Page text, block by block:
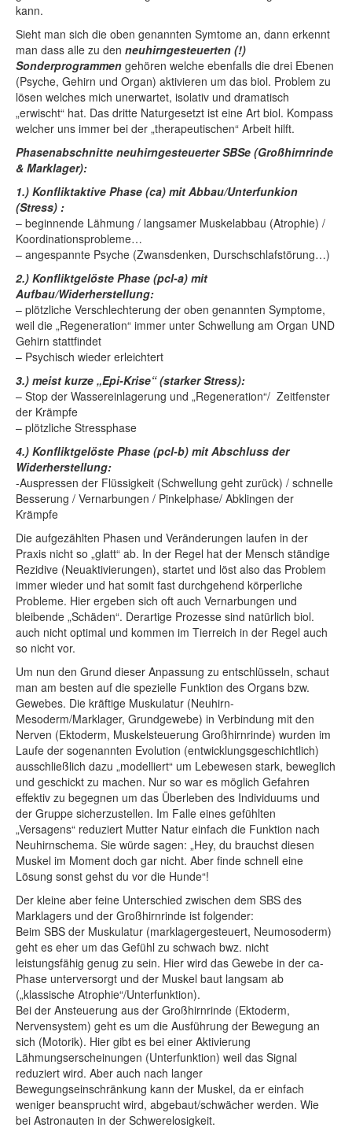
kann.
Sieht man sich die oben genannten Symtome an, dann erkennt
man dass alle zu den neuhirngesteuerten (!)
Sonderprogrammen gehören welche ebenfalls die drei Ebenen
(Psyche, Gehirn und Organ) aktivieren um das biol. Problem zu
lösen welches mich unerwartet, isolativ und dramatisch
„erwischt“ hat. Das dritte Naturgesetzt ist eine Art biol. Kompass
welcher uns immer bei der „therapeutischen“ Arbeit hilft.
Phasenabschnitte neuhirngesteuerter SBSe (Großhirnrinde
& Marklager):
1.) Konfliktaktive Phase (ca) mit Abbau/Unterfunkion
(Stress) :
– beginnende Lähmung / langsamer Muskelabbau (Atrophie) /
Koordinationsprobleme…
– angespannte Psyche (Zwansdenken, Durschschlafstörung…)
2.) Konfliktgelöste Phase (pcl-a) mit
Aufbau/Widerherstellung:
– plötzliche Verschlechterung der oben genannten Symptome,
weil die „Regeneration“ immer unter Schwellung am Organ UND
Gehirn stattfindet
– Psychisch wieder erleichtert
3.) meist kurze „Epi-Krise“ (starker Stress):
– Stop der Wassereinlagerung und „Regeneration“/ Zeitfenster
der Krämpfe
– plötzliche Stressphase
4.) Konfliktgelöste Phase (pcl-b) mit Abschluss der
Widerherstellung:
-Auspressen der Flüssigkeit (Schwellung geht zurück) / schnelle
Besserung / Vernarbungen / Pinkelphase/ Abklingen der
Krämpfe
Die aufgezählten Phasen und Veränderungen laufen in der
Praxis nicht so „glatt“ ab. In der Regel hat der Mensch ständige
Rezidive (Neuaktivierungen), startet und löst also das Problem
immer wieder und hat somit fast durchgehend körperliche
Probleme. Hier ergeben sich oft auch Vernarbungen und
bleibende „Schäden“. Derartige Prozesse sind natürlich biol.
auch nicht optimal und kommen im Tierreich in der Regel auch
so nicht vor.
Um nun den Grund dieser Anpassung zu entschlüsseln, schaut
man am besten auf die spezielle Funktion des Organs bzw.
Gewebes. Die kräftige Muskulatur (Neuhirn-
Mesoderm/Marklager, Grundgewebe) in Verbindung mit den
Nerven (Ektoderm, Muskelsteuerung Großhirnrinde) wurden im
Laufe der sogenannten Evolution (entwicklungsgeschichtlich)
ausschließlich dazu „modelliert“ um Lebewesen stark, beweglich
und geschickt zu machen. Nur so war es möglich Gefahren
effektiv zu begegnen um das Überleben des Individuums und
der Gruppe sicherzustellen. Im Falle eines gefühlten
„Versagens“ reduziert Mutter Natur einfach die Funktion nach
Neuhirnschema. Sie würde sagen: „Hey, du brauchst diesen
Muskel im Moment doch gar nicht. Aber finde schnell eine
Lösung sonst gehst du vor die Hunde“!
Der kleine aber feine Unterschied zwischen dem SBS des
Marklagers und der Großhirnrinde ist folgender:
Beim SBS der Muskulatur (marklagergesteuert, Neumosoderm)
geht es eher um das Gefühl zu schwach bwz. nicht
leistungsfähig genug zu sein. Hier wird das Gewebe in der ca-
Phase unterversorgt und der Muskel baut langsam ab
(„klassische Atrophie“/Unterfunktion).
Bei der Ansteuerung aus der Großhirnrinde (Ektoderm,
Nervensystem) geht es um die Ausführung der Bewegung an
sich (Motorik). Hier gibt es bei einer Aktivierung
Lähmungserscheinungen (Unterfunktion) weil das Signal
reduziert wird. Aber auch nach langer
Bewegungseinschränkung kann der Muskel, da er einfach
weniger beansprucht wird, abgebaut/schwächer werden. Wie
bei Astronauten in der Schwerelosigkeit.